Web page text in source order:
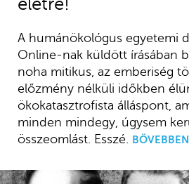
A humánökológus egyetemi
Online-nak küldött írásában
noha mitikus, az emberiség
előzmény nélküli időkben
ökokatasztrofista álláspont,
minden mindegy, úgysem
összeomlást. Esszé.